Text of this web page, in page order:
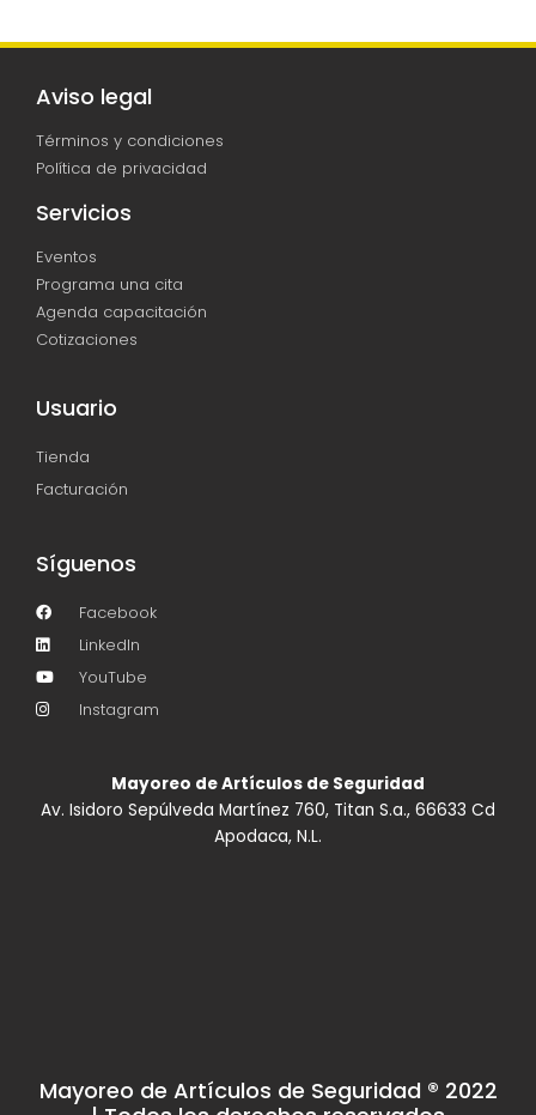
Aviso legal
Términos y condiciones
Política de privacidad
Servicios
Eventos
Programa una cita
Agenda capacitación
Cotizaciones
Usuario
Tienda
Facturación
Síguenos
Facebook
LinkedIn
YouTube
Instagram
Mayoreo de Artículos de Seguridad
Av. Isidoro Sepúlveda Martínez 760, Titan S.a., 66633 Cd
Apodaca, N.L.
Mayoreo de Artículos de Seguridad ® 2022